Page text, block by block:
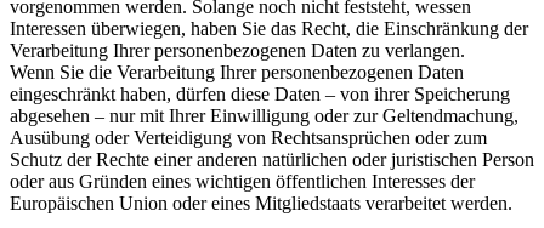
vorgenommen werden. Solange noch nicht feststeht, wessen
Interessen überwiegen, haben Sie das Recht, die Einschränkung der
Verarbeitung Ihrer personenbezogenen Daten zu verlangen.
Wenn Sie die Verarbeitung Ihrer personenbezogenen Daten
eingeschränkt haben, dürfen diese Daten – von ihrer Speicherung
abgesehen – nur mit Ihrer Einwilligung oder zur Geltendmachung,
Ausübung oder Verteidigung von Rechtsansprüchen oder zum
Schutz der Rechte einer anderen natürlichen oder juristischen Person
oder aus Gründen eines wichtigen öffentlichen Interesses der
Europäischen Union oder eines Mitgliedstaats verarbeitet werden.